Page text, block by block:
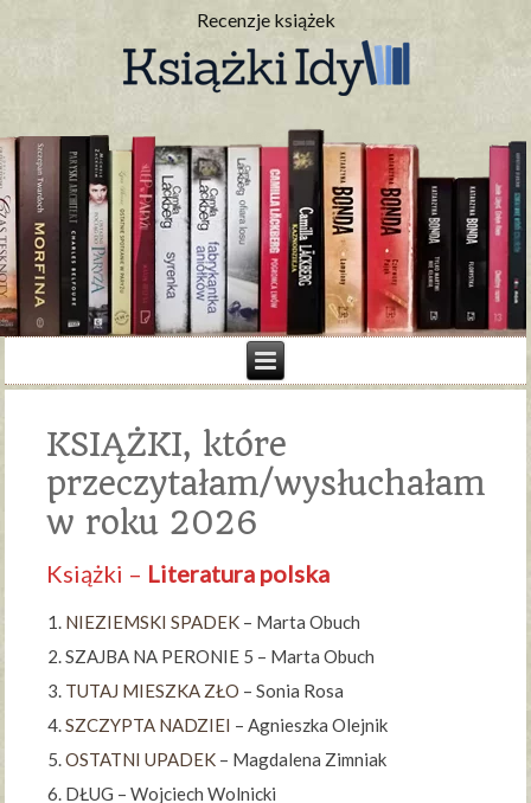
Recenzje książek
KSIĄŻKI, które
przeczytałam/wysłuchałam
w roku 2026
Książki – Literatura polska
NIEZIEMSKI SPADEK – Marta Obuch
SZAJBA NA PERONIE 5 – Marta Obuch
TUTAJ MIESZKA ZŁO – Sonia Rosa
SZCZYPTA NADZIEI – Agnieszka Olejnik
OSTATNI UPADEK – Magdalena Zimniak
DŁUG – Wojciech Wolnicki